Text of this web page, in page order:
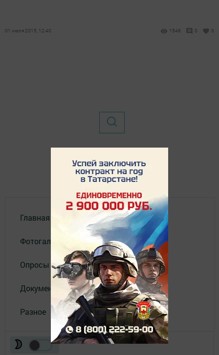
01 июля 2015, 12:40 1546 0 0
Главная
Фотогалереи
Опросы
Документы филиала
Разное